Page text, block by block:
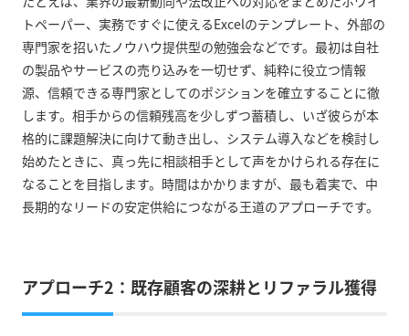
トペーパー、実務ですぐに使えるExcelのテンプレート、外部の
専門家を招いたノウハウ提供型の勉強会などです。最初は自社
の製品やサービスの売り込みを一切せず、純粋に役立つ情報
源、信頼できる専門家としてのポジションを確立することに徹
します。相手からの信頼残高を少しずつ蓄積し、いざ彼らが本
格的に課題解決に向けて動き出し、システム導入などを検討し
始めたときに、真っ先に相談相手として声をかけられる存在に
なることを目指します。時間はかかりますが、最も着実で、中
長期的なリードの安定供給につながる王道のアプローチです。
アプローチ2：既存顧客の深耕とリファラル獲得